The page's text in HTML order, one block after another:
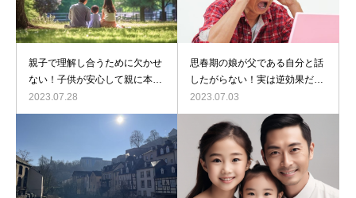
親子で理解し合うために欠かせ
ない！子供が安心して親に本音
を打ち明ける！３つの重要ポイ
ント
2023.07.28
思春期の娘が父である自分と話
したがらない！実は逆効果だっ
た！２つのこと
2023.07.03